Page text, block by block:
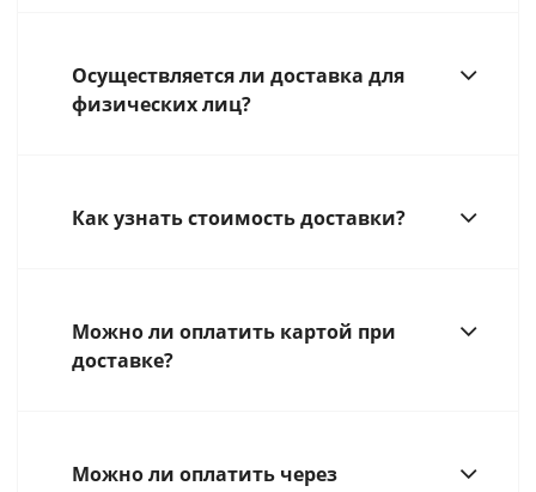
Осуществляется ли доставка для
физических лиц?
Как узнать стоимость доставки?
Можно ли оплатить картой при
доставке?
Можно ли оплатить через